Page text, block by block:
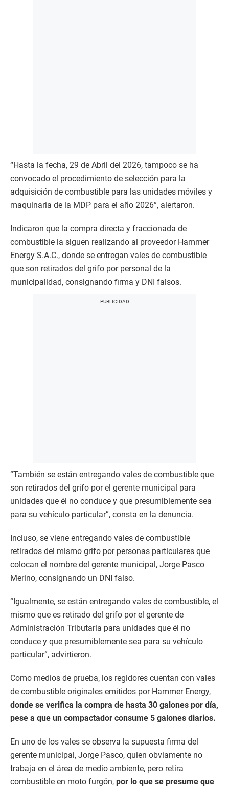
“Hasta la fecha, 29 de Abril del 2026, tampoco se ha
convocado el procedimiento de selección para la
adquisición de combustible para las unidades móviles y
maquinaria de la MDP para el año 2026”, alertaron.
Indicaron que la compra directa y fraccionada de
combustible la siguen realizando al proveedor Hammer
Energy S.A.C., donde se entregan vales de combustible
que son retirados del grifo por personal de la
municipalidad, consignando firma y DNI falsos.
“También se están entregando vales de combustible que
son retirados del grifo por el gerente municipal para
unidades que él no conduce y que presumiblemente sea
para su vehículo particular”, consta en la denuncia.
Incluso, se viene entregando vales de combustible
retirados del mismo grifo por personas particulares que
colocan el nombre del gerente municipal, Jorge Pasco
Merino, consignando un DNI falso.
“Igualmente, se están entregando vales de combustible, el
mismo que es retirado del grifo por el gerente de
Administración Tributaria para unidades que él no
conduce y que presumiblemente sea para su vehículo
particular”, advirtieron.
Como medios de prueba, los regidores cuentan con vales
de combustible originales emitidos por Hammer Energy,
donde se verifica la compra de hasta 30 galones por día,
pese a que un compactador consume 5 galones diarios.
En uno de los vales se observa la supuesta firma del
gerente municipal, Jorge Pasco, quien obviamente no
trabaja en el área de medio ambiente, pero retira
combustible en moto furgón, por lo que se presume que